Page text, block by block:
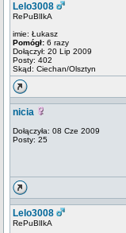
Lelo3008
RePuBlIkA
imie: Łukasz
Pomógł: 6 razy
Dołączył: 20 Lip 2009
Posty: 402
Skąd: Ciechan/Olsztyn
nicia
Dołączyła: 08 Cze 2009
Posty: 25
Lelo3008
RePuBlIkA